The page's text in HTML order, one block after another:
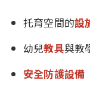
托育空間的設
幼兒教具與教
安全防護設備